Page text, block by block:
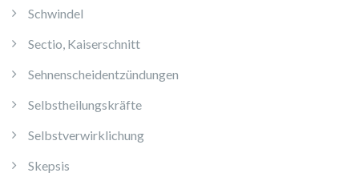
Schwindel
Sectio, Kaiserschnitt
Sehnenscheidentzündungen
Selbstheilungskräfte
Selbstverwirklichung
Skepsis